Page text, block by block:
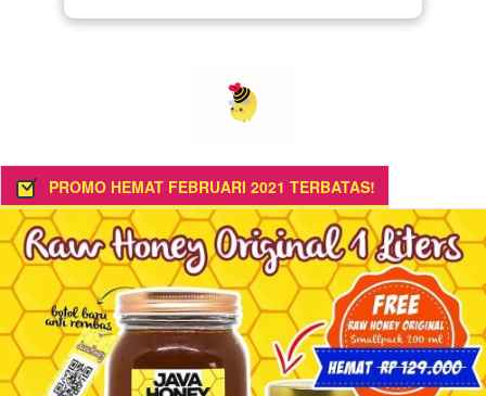
PROMO HEMAT FEBRUARI 2021 TERBATAS!